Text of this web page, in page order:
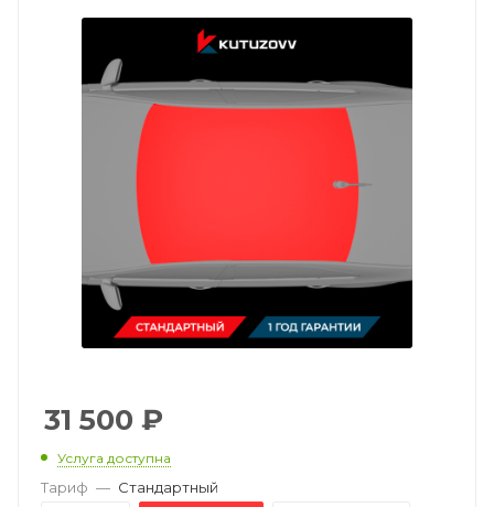
31 500 ₽
Услуга доступна
Тариф — Стандартный